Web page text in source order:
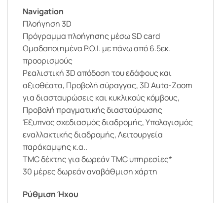
Navigation
Πλοήγηση 3D
Πρόγραμμα πλοήγησης μέσω SD card
Ομαδοποιημένα P.O.I. με πάνω από 6.5εκ.
προορισμούς
Ρεαλιστική 3D απόδοση του εδάφους και
αξιοθέατα, Προβολή σύραγγας, 3D Auto-Zoom
για διασταυρώσεις και κυκλικούς κόμβους,
Προβολή πραγματικής διασταύρωσης
Έξυπνος σχεδιασμός διαδρομής, Υπολογισμός
εναλλακτικής διαδρομής, Λειτουργεία
παράκαμψης κ.α..
TMC δέκτης για δωρεάν TMC υπηρεσίες*
30 μέρες δωρεάν αναβάθμιση χάρτη
Ρύθμιση Ήχου